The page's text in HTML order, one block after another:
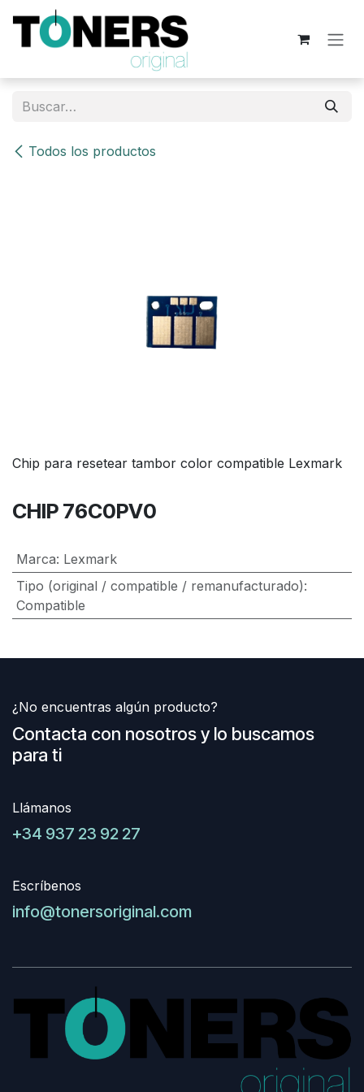
Ir al contenido
Todos los productos
Chip para resetear tambor color compatible Lexmark
CHIP 76C0PV0
Marca: Lexmark
Tipo (original / compatible / remanufacturado):
Compatible
¿No encuentras algún producto?
Contacta con nosotros y lo buscamos
para ti
Llámanos
+34 937 23 92 27
Escríbenos
info@tonersoriginal.com